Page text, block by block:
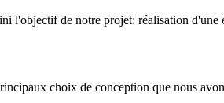
l'objectif de notre projet: réalisation
choix de conception que nous